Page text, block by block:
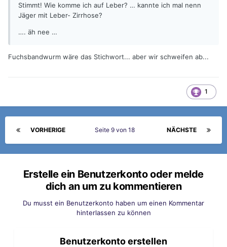
Stimmt! Wie komme ich auf Leber? … kannte ich mal nenn
Jäger mit Leber- Zirrhose?
…. äh nee …
Fuchsbandwurm wäre das Stichwort... aber wir schweifen ab...
1
VORHERIGE NÄCHSTE
Seite 9 von 18
Erstelle ein Benutzerkonto oder melde
dich an um zu kommentieren
Du musst ein Benutzerkonto haben um einen Kommentar
hinterlassen zu können
Benutzerkonto erstellen